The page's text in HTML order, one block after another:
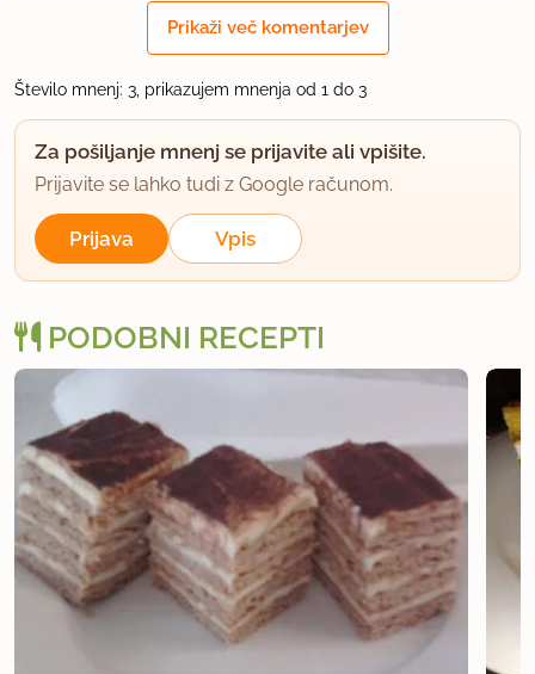
član od 2002 339 sporočil
24.3.2005 ob 19:59
obrnjenem pekacu na peki papirju. Tocnega casa
medeno testo pa po obcutku.
Prikaži več komentarjev
Število mnenj: 3, prikazujem mnenja od 1 do 3
Za pošiljanje mnenj se prijavite ali vpišite.
Prijavite se lahko tudi z Google računom.
Prijava Vpis
PODOBNI RECEPTI